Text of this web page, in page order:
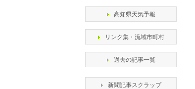
高知県天気予報
リンク集・流域市町村
過去の記事一覧
新聞記事スクラップ